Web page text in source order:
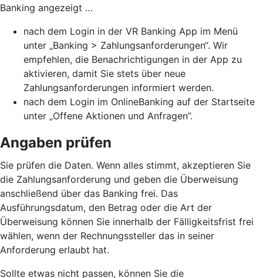
Banking angezeigt …
nach dem Login in der VR Banking App im Menü
unter „Banking > Zahlungsanforderungen“. Wir
empfehlen, die Benachrichtigungen in der App zu
aktivieren, damit Sie stets über neue
Zahlungsanforderungen informiert werden.
nach dem Login im OnlineBanking auf der Startseite
unter „Offene Aktionen und Anfragen”.
Angaben prüfen
Sie prüfen die Daten. Wenn alles stimmt, akzeptieren Sie
die Zahlungsanforderung und geben die Überweisung
anschließend über das Banking frei. Das
Ausführungsdatum, den Betrag oder die Art der
Überweisung können Sie innerhalb der Fälligkeitsfrist frei
wählen, wenn der Rechnungssteller das in seiner
Anforderung erlaubt hat.
Sollte etwas nicht passen, können Sie die